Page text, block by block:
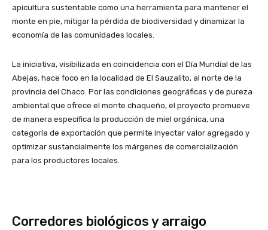
apicultura sustentable como una herramienta para mantener el
monte en pie, mitigar la pérdida de biodiversidad y dinamizar la
economía de las comunidades locales.
La iniciativa, visibilizada en coincidencia con el Día Mundial de las
Abejas, hace foco en la localidad de El Sauzalito, al norte de la
provincia del Chaco. Por las condiciones geográficas y de pureza
ambiental que ofrece el monte chaqueño, el proyecto promueve
de manera específica la producción de miel orgánica, una
categoría de exportación que permite inyectar valor agregado y
optimizar sustancialmente los márgenes de comercialización
para los productores locales.
Corredores biológicos y arraigo